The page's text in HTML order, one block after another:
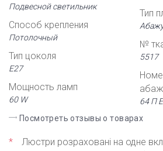
Подвесной светильник
Способ крепления
Потолочный
Тип цоколя
Е27
Мощность ламп
60 W
Тип
№
5517
64 П
Посмотреть отзывы о товарах
*
Люстри розраховані на одне